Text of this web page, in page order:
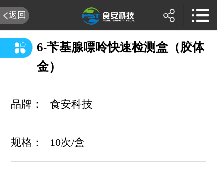
返回
6-苄基腺嘌呤快速检测盒（胶体
金）
品牌： 食安科技
规格： 10次/盒